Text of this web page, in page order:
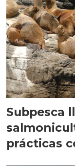
Subpesca
prácticas